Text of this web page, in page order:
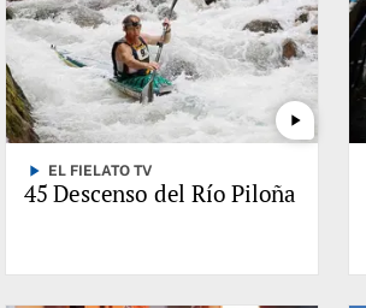
play_arrow
play_arrow EL FIELATO TV
45 Descenso del Río Piloña